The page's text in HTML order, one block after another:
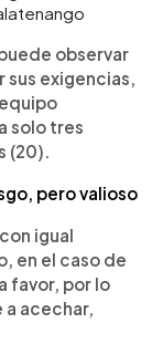
observar
exigencias,
solo tres
(20).
pero valioso
igual
en el caso de
favor, por lo
acechar,